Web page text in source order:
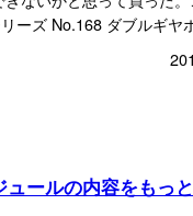
ーズ No.168 ダブルギヤ
ールの内容をもっ